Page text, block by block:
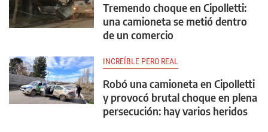
Tremendo choque en Cipolletti:
una camioneta se metió dentro
de un comercio
INCREÍBLE PERO REAL
Robó una camioneta en Cipolletti
y provocó brutal choque en plena
persecución: hay varios heridos